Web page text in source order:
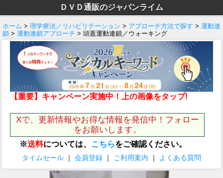
ＤＶＤ通販のジャパンライム
ホーム > 理学療法／リハビリテーション > アプローチ方法で探す > 運動連
鎖 > 運動連鎖アプローチ > 頭蓋運動連鎖／ウォーキング
【重要】キャンペーン実施中！上の画像をタップ!
Xで、更新情報やお得な情報を発信中！フォロー
をお願いします。
※送料については、 こちらをご確認ください。
タイムセール ｜ 会員登録 ｜ ご利用案内 ｜ よくある質問